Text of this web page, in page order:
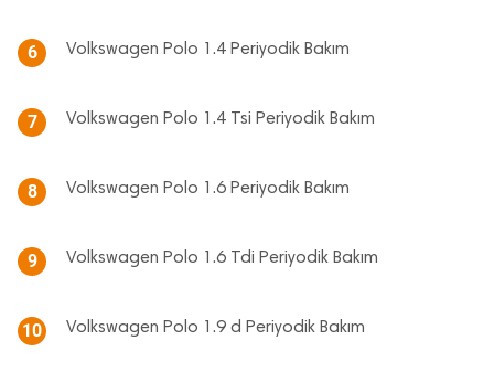
6 Volkswagen Polo 1.4 Periyodik Bakım
7 Volkswagen Polo 1.4 Tsi Periyodik Bakım
8 Volkswagen Polo 1.6 Periyodik Bakım
9 Volkswagen Polo 1.6 Tdi Periyodik Bakım
10 Volkswagen Polo 1.9 d Periyodik Bakım